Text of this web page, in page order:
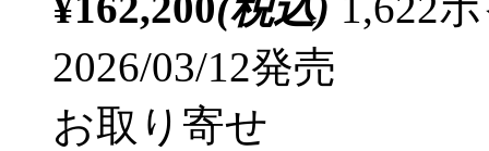
2026/03/12発売
お取り寄せ